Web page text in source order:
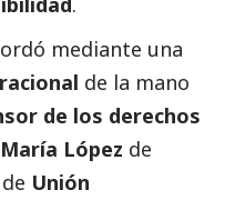
mediante una
de la mano
de los derechos
López de
de Unión